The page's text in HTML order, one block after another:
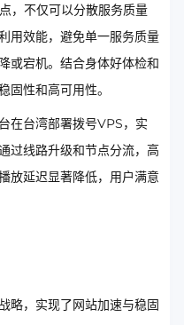
，不仅可以分散服务质量
用效能，避免单一服务质量
或宕机。结合身体好体检和
固性和高可用性。
在台湾部署拨号VPS，实
过线路升级和节点分流，高
放延迟显著降低，用户满意
略，实现了网站加速与稳固